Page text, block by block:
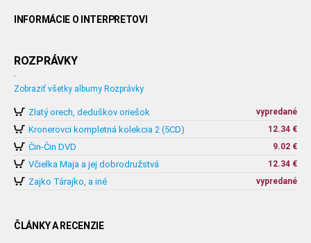
INFORMÁCIE O INTERPRETOVI
ROZPRÁVKY
-
Zobraziť všetky albumy Rozprávky
Zlatý orech, deduškov oriešok vypredané
Kronerovci kompletná kolekcia 2 (5CD) 12.34 €
Čin-Čin DVD 9.02 €
Včielka Maja a jej dobrodružstvá 12.34 €
Zajko Tárajko, a iné vypredané
ČLÁNKY A RECENZIE